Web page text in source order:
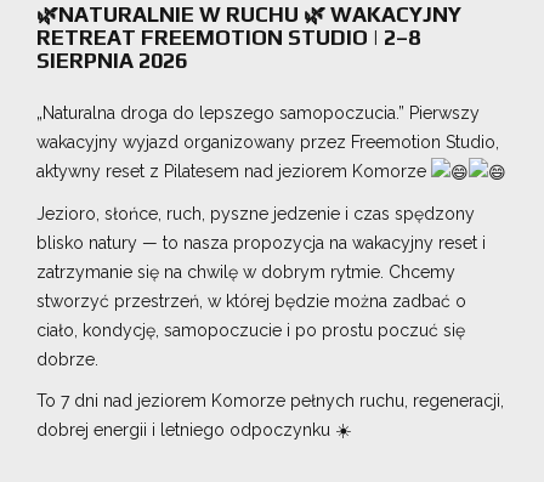
🌿NATURALNIE W RUCHU 🌿 WAKACYJNY
RETREAT FREEMOTION STUDIO | 2–8
SIERPNIA 2026
„Naturalna droga do lepszego samopoczucia.” Pierwszy
wakacyjny wyjazd organizowany przez Freemotion Studio,
aktywny reset z Pilatesem nad jeziorem Komorze
Jezioro, słońce, ruch, pyszne jedzenie i czas spędzony
blisko natury — to nasza propozycja na wakacyjny reset i
zatrzymanie się na chwilę w dobrym rytmie. Chcemy
stworzyć przestrzeń, w której będzie można zadbać o
ciało, kondycję, samopoczucie i po prostu poczuć się
dobrze.
To 7 dni nad jeziorem Komorze pełnych ruchu, regeneracji,
dobrej energii i letniego odpoczynku ☀️